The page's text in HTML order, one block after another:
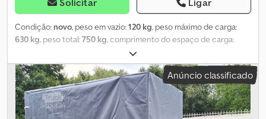
Condição: novo, peso em vazio:120 kg, peso máximo de carga:
630 kg , peso total:750 kg , comprimento do espaço de carga:
, largura do espaço de carga:
pneu:155/70 r13, Ano de fabrico:2024, ENVIO DISPONÍVEL PARA
ALEMANHA, ÁUSTRIA, FRANÇA, ROMÊNIA, ITÁLIA, IRLANDA,
BÉLGICA, REPÚBLICA TCHECA, DINAMARCA E PAÍSES BAIXOS.
UT004179 Reboque basculante não freado Garden Trailer 200
KIPP com bordas adicionais, roda de apoio, lona alta e armação
Anúncio classificado